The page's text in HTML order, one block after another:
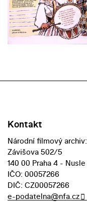
Kontakt
Národní filmový archiv:
Závišova 502/5
140 00 Praha 4 - Nusle
IČO: 00057266
DIČ: CZ00057266
e-podatelna@nfa.cz